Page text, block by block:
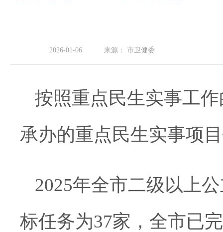
2026-01-06 来源： 市卫健委
按照重点民生实事工
承办的重点民生实事项
2025年全市二级以上
标任务为37家， 全市已